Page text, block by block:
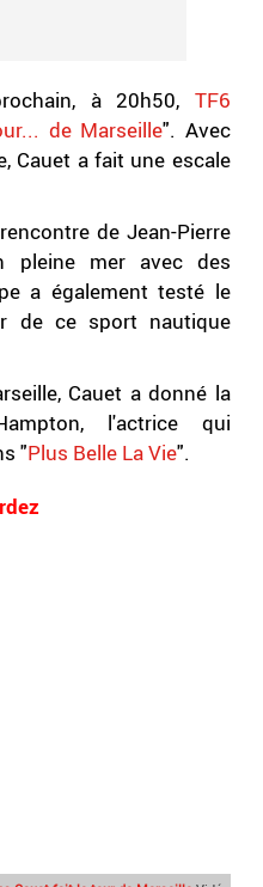
à 20h50, TF6
de Marseille". Avec
Cauet a fait une escale
de Jean-Pierre
pleine mer avec des
a également testé le
de ce sport nautique
Cauet a donné la
l'actrice qui
"Plus Belle La Vie".